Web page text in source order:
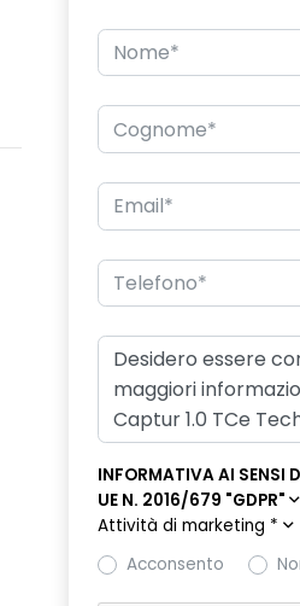
INFORMATIVA AI SENSI
UE N. 2016/679 "GDPR"
Attività di marketing *
Acconsento